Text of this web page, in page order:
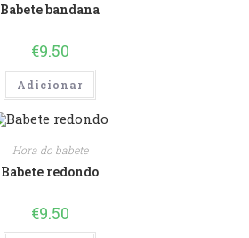
Babete bandana
€9.50
Adicionar
Hora do babete
Babete redondo
€9.50